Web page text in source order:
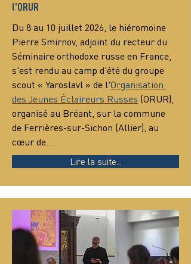
l'ORUR
Du 8 au 10 juillet 2026, le hiéromoine
Pierre Smirnov, adjoint du recteur du
Séminaire orthodoxe russe en France,
s'est rendu au camp d'été du groupe
scout « Yaroslavl » de l'Organisation
des Jeunes Éclaireurs Russes (ORUR),
organisé au Bréant, sur la commune
de Ferrières-sur-Sichon (Allier), au
cœur de…
Lire la suite...